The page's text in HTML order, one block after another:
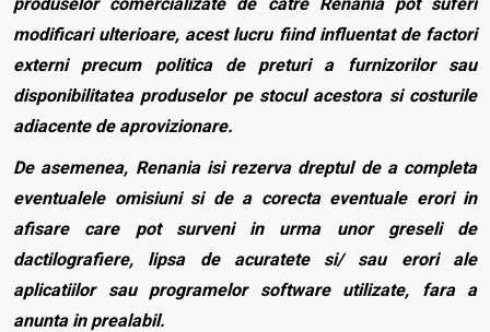
modificari ulterioare, acest lucru fiind influentat de factori
externi precum politica de preturi a furnizorilor sau
disponibilitatea produselor pe stocul acestora si costurile
adiacente de aprovizionare.
De asemenea, Renania isi rezerva dreptul de a completa
eventualele omisiuni si de a corecta eventuale erori in
afisare care pot surveni in urma unor greseli de
dactilografiere, lipsa de acuratete si/ sau erori ale
aplicatiilor sau programelor software utilizate, fara a
anunta in prealabil.